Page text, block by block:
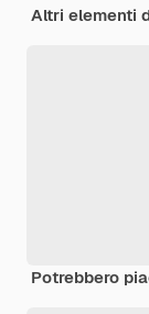
Altri elementi
Potrebbero